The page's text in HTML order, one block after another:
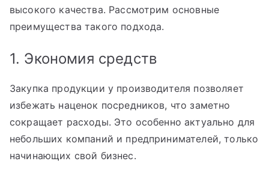
высокого качества. Рассмотрим основные
преимущества такого подхода.
1. Экономия средств
Закупка продукции у производителя позволяет
избежать наценок посредников, что заметно
сокращает расходы. Это особенно актуально для
небольших компаний и предпринимателей, только
начинающих свой бизнес.